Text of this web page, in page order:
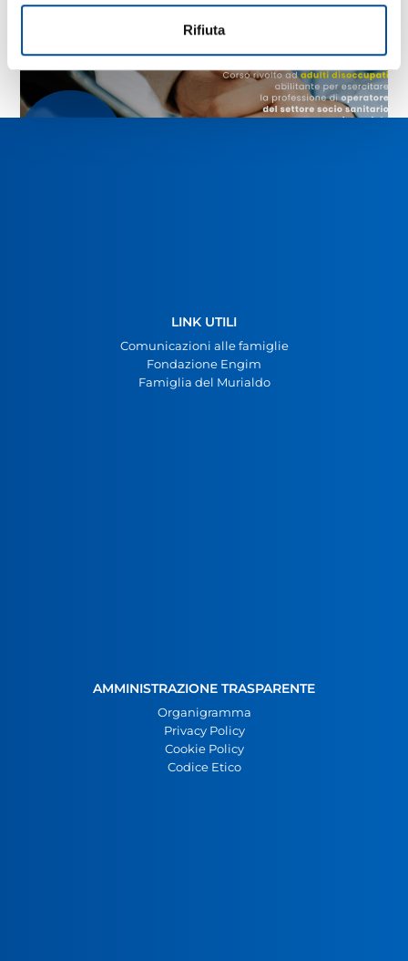
Rifiuta
LINK UTILI
Comunicazioni alle famiglie
Fondazione Engim
Famiglia del Murialdo
AMMINISTRAZIONE TRASPARENTE
Organigramma
Privacy Policy
Cookie Policy
Codice Etico